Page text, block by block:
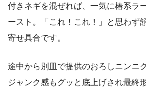
付きネギを混ぜれば、一気に椿系ラ
ースト。「これ！これ！」と思わず
寄せ具合です。
途中から別皿で提供のおろしニンニ
ジャンク感もグッと底上げされ最終